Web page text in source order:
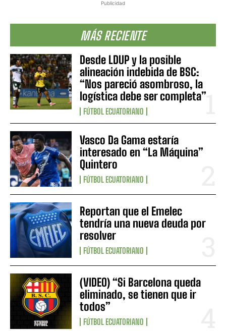
Publicidad
MÁS RECIENTE
Desde LDUP y la posible
alineación indebida de BSC:
“Nos pareció asombroso, la
logística debe ser completa”
FÚTBOL ECUATORIANO
Vasco Da Gama estaría
interesado en “La Máquina”
Quintero
FÚTBOL ECUATORIANO
Reportan que el Emelec
tendría una nueva deuda por
resolver
FÚTBOL ECUATORIANO
(VIDEO) “Si Barcelona queda
eliminado, se tienen que ir
todos”
FÚTBOL ECUATORIANO